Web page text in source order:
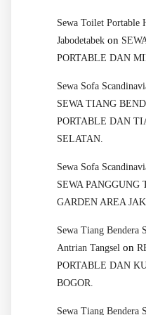
Sewa Toilet Portable
Jabodetabek on
PORTABLE DAN
Sewa Sofa
SEWA TIANG
PORTABLE DAN
SELATAN.
Sewa Sofa
SEWA
GARDEN AREA
Sewa Tiang Bendera
Antrian Tangsel on
PORTABLE DAN
BOGOR.
Sewa Tiang Bendera